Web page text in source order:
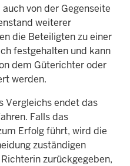
von der Gegenseite
weiterer
die Beteiligten zu einer
festgehalten und kann
dem Güterichter oder
werden.
Vergleichs endet das
Falls das
Erfolg führt, wird die
zuständigen
zurückgegeben,